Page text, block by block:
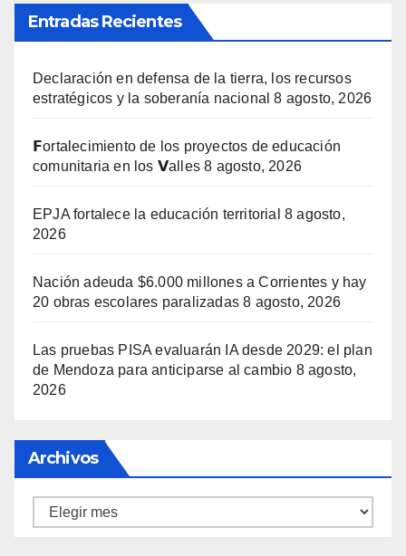
Entradas Recientes
Declaración en defensa de la tierra, los recursos
estratégicos y la soberanía nacional 8 agosto, 2026
𝗙ortalecimiento de los proyectos de educación
comunitaria en los 𝗩alles 8 agosto, 2026
EPJA fortalece la educación territorial 8 agosto,
2026
Nación adeuda $6.000 millones a Corrientes y hay
20 obras escolares paralizadas 8 agosto, 2026
Las pruebas PISA evaluarán IA desde 2029: el plan
de Mendoza para anticiparse al cambio 8 agosto,
2026
Archivos
Archivos